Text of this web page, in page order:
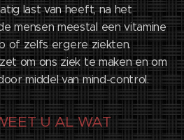
last van heeft, na het
mensen meestal een vitamine
of zelfs ergere ziekten.
om ons ziek te maken en om
middel van mind-control.
WAT